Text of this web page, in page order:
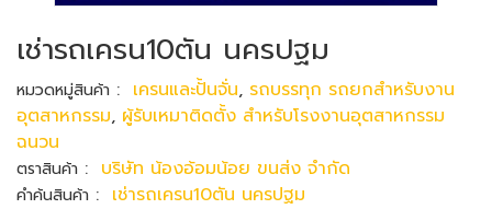
เช่ารถเครน10ตัน นครปฐม
หมวดหมู่สินค้า : เครนและปั้นจั่น, รถบรรทุก รถยกสำหรับงาน
อุตสาหกรรม, ผู้รับเหมาติดตั้ง สำหรับโรงงานอุตสาหกรรม
ฉนวน
ตราสินค้า : บริษัท น้องอ้อมน้อย ขนส่ง จำกัด
คำค้นสินค้า : เช่ารถเครน10ตัน นครปฐม